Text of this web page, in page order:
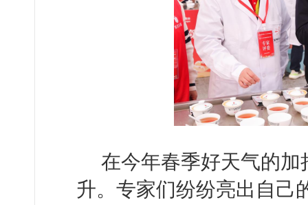
在今年春季好天气的
升。专家们纷纷亮出自己